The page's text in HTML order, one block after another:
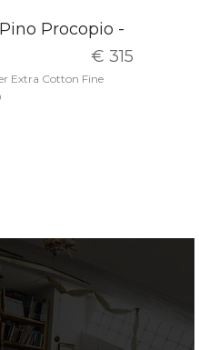
Procopio -
€ 315
Extra Cotton Fine